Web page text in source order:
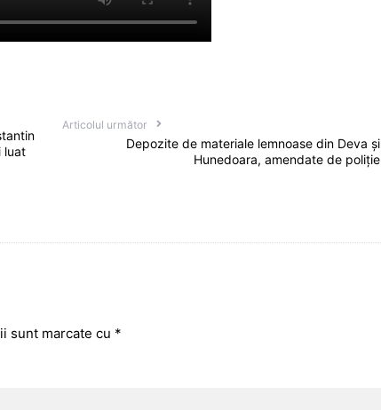
luat
Articolul următor
Depozite de materiale lemnoase din Deva și
Hunedoara, amendate de poliție
sunt marcate cu *